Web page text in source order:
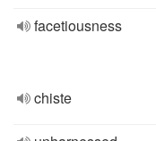
facetiousness
chiste